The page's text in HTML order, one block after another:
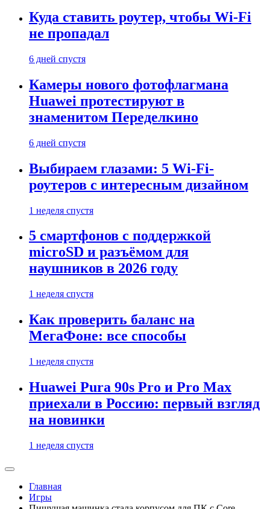
Куда ставить роутер, чтобы Wi-Fi
не пропадал
6 дней спустя
Камеры нового фотофлагмана
Huawei протестируют в
знаменитом Переделкино
6 дней спустя
Выбираем глазами: 5 Wi-Fi-
роутеров с интересным дизайном
1 неделя спустя
5 смартфонов с поддержкой
microSD и разъёмом для
наушников в 2026 году
1 неделя спустя
Как проверить баланс на
МегаФоне: все способы
1 неделя спустя
Huawei Pura 90s Pro и Pro Max
приехали в Россию: первый взгляд
на новинки
1 неделя спустя
Главная
Игры